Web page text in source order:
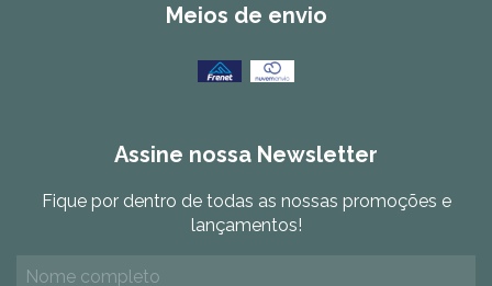
Meios de envio
Assine nossa Newsletter
Fique por dentro de todas as nossas promoções e
lançamentos!